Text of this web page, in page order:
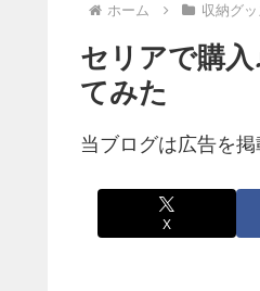
ホーム 収納グ
セリアで購
てみた
当ブログは広告を
X